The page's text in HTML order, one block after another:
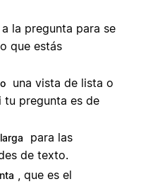
a la pregunta para se
que estás
una vista de lista o
tu pregunta es de
para las
de texto.
, que es el